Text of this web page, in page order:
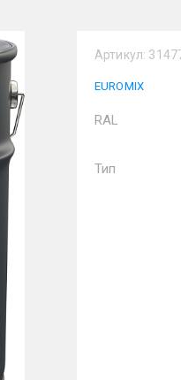
Артикул:
EUROMIX
RAL
Тип